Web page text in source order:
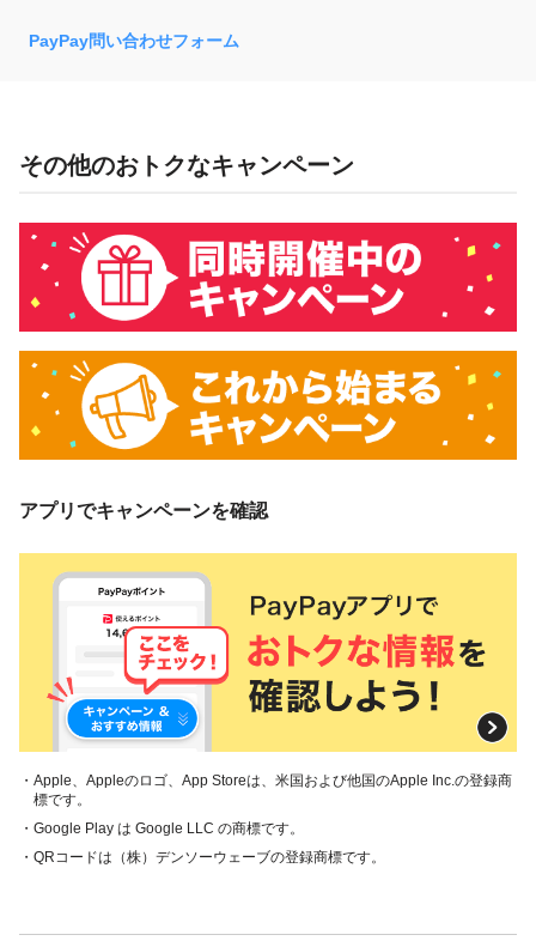
PayPay問い合わせフォーム
その他のおトクなキャンペーン
アプリでキャンペーンを確認
・Apple、Appleのロゴ、App Storeは、米国および他国のApple Inc.の登録商
標です。
・Google Play は Google LLC の商標です。
・QRコードは（株）デンソーウェーブの登録商標です。